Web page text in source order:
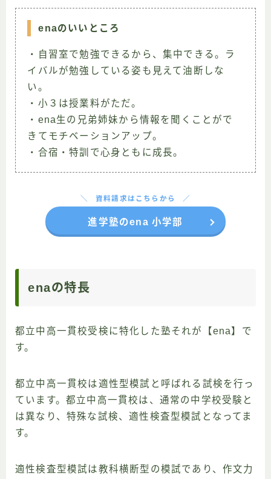
enaのいいところ
・自習室で勉強できるから、集中できる。ラ
イバルが勉強している姿も見えて油断しな
い。
・小３は授業料がただ。
・ena生の兄弟姉妹から情報を聞くことがで
きてモチベーションアップ。
・合宿・特訓で心身ともに成長。
資料請求はこちらから
進学塾のena 小学部
enaの特長
都立中高一貫校受検に特化した塾それが【ena】で
す。
都立中高一貫校は適性型模試と呼ばれる試検を行っ
ています。都立中高一貫校は、通常の中学校受験と
は異なり、特殊な試検、適性検査型模試となってま
す。
適性検査型模試は教科横断型の模試であり、作文力